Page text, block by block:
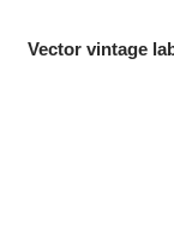
Vector vintage